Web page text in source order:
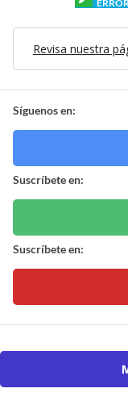
Revisa nuestra
Síguenos en:
Suscríbete en:
Suscríbete en: